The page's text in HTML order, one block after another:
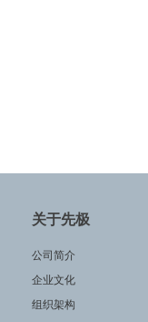
关于先极
公司简介
企业文化
组织架构